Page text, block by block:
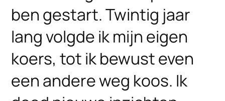
ben gestart. Twintig jaar
lang volgde ik mijn eigen
koers, tot ik bewust even
een andere weg koos. Ik